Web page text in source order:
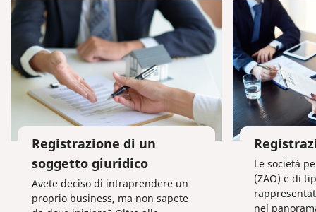
Registrazione di un
soggetto giuridico
Avete deciso di intraprendere un
proprio business, ma non sapete
Le società
(ZAO) e di
nel